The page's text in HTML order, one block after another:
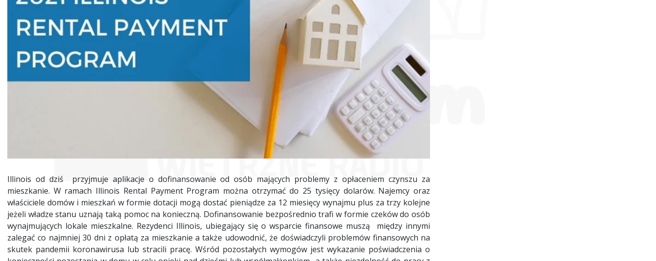
Illinois od dziś przyjmuje aplikacje o dofinansowanie od osób mających problemy z opłaceniem czynszu za
mieszkanie. W ramach Illinois Rental Payment Program można otrzymać do 25 tysięcy dolarów. Najemcy oraz
właściciele domów i mieszkań w formie dotacji mogą dostać pieniądze za 12 miesięcy wynajmu plus za trzy kolejne
jeżeli władze stanu uznają taką pomoc na konieczną. Dofinansowanie bezpośrednio trafi w formie czeków do osób
wynajmujących lokale mieszkalne. Rezydenci Illinois, ubiegający się o wsparcie finansowe muszą między innymi
zalegać co najmniej 30 dni z opłatą za mieszkanie a także udowodnić, że doświadczyli problemów finansowych na
skutek pandemii koronawirusa lub stracili pracę. Wśród pozostałych wymogów jest wykazanie poświadczenia o